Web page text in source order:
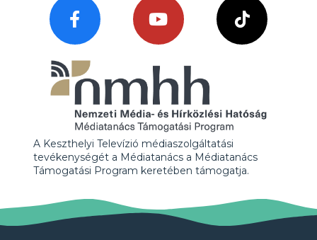
A Keszthelyi Televízió médiaszolgáltatási
tevékenységét a Médiatanács a Médiatanács
Támogatási Program keretében támogatja.